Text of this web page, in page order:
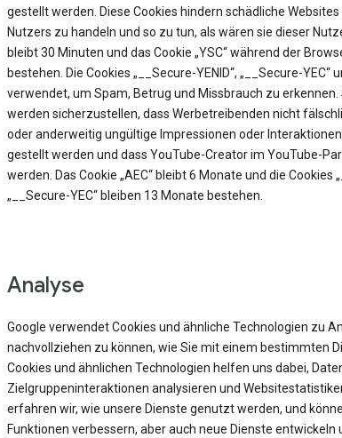
gestellt werden. Diese Cookies hindern schädliche
Nutzers zu handeln und so zu tun, als wären sie dieser
bleibt 30 Minuten und das Cookie „YSC“ während der
bestehen. Die Cookies „__Secure-YENID“, „__Secure-YEC“
verwendet, um Spam, Betrug und Missbrauch zu
werden sicherzustellen, dass Werbetreibenden nicht
oder anderweitig ungültige Impressionen oder
gestellt werden und dass YouTube-Creator im YouTube-
werden. Das Cookie „AEC“ bleibt 6 Monate und die Cookies
„__Secure-YEC“ bleiben 13 Monate bestehen.
Analyse
Google verwendet Cookies und ähnliche Technologien zu
nachvollziehen zu können, wie Sie mit einem bestimmten
Cookies und ähnlichen Technologien helfen uns dabei,
Zielgruppeninteraktionen analysieren und
erfahren wir, wie unsere Dienste genutzt werden, und
Funktionen verbessern, aber auch neue Dienste entwickeln